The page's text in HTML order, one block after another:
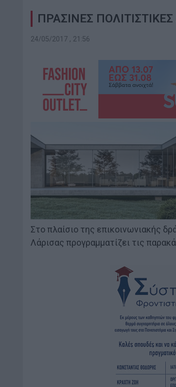
ΠΡΑΣΙΝΕΣ
24/05/2017 , 21:56
Στο πλαίσιο της επικοινωνιακής
Λάρισας προγραμματίζει τις